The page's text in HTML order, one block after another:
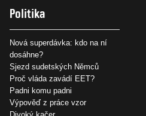
Politika
Nová superdávka: kdo na ní
dosáhne?
Sjezd sudetských Němců
Proč vláda zavádí EET?
Padni komu padni
Výpověď z práce vzor